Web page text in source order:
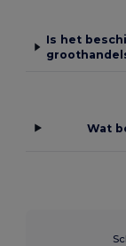
Is het
Wat